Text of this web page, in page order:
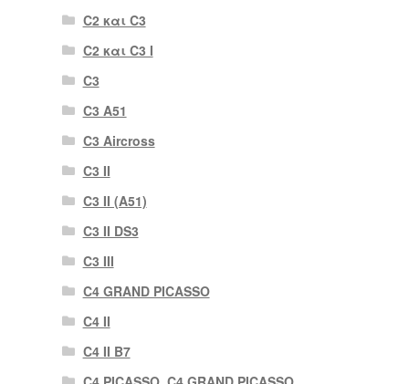
C2 και C3
C2 και C3 I
C3
C3 A51
C3 Aircross
C3 II
C3 II (A51)
C3 II DS3
C3 III
C4 GRAND PICASSO
C4 II
C4 II B7